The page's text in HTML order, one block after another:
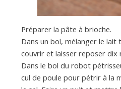
Préparer la pâte à brioche.
Dans un bol, mélanger le lait
couvrir et laisser reposer dix
Dans le bol du robot
cul de poule pour pétrir à la